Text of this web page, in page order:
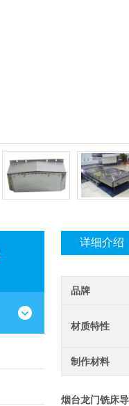
详细介绍
品牌
材质特性
制作材料
烟台龙门铣床